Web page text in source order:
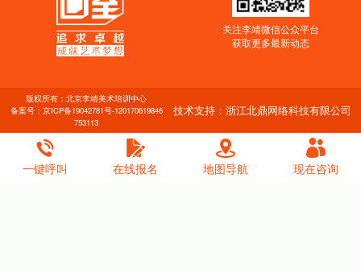
一键呼叫 在线报名 地图导航 现在咨询
关注李靖微信公众平台
获取更多最新动态
版权所有：北京李靖美术培训中心
备案号： 京ICP备19042781号-120170619846
753113
技术支持：浙江北鼎网络科技有限公司